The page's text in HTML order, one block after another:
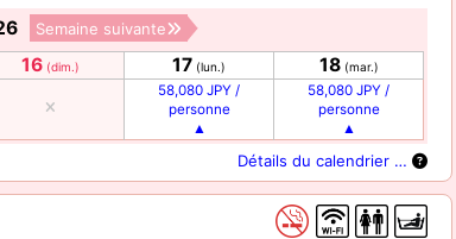
Semaine suivante
16 (dim.) 17 (lun.) 18 (mar.)
58,080 JPY /
personne
58,080 JPY /
personne
Détails du calendrier …